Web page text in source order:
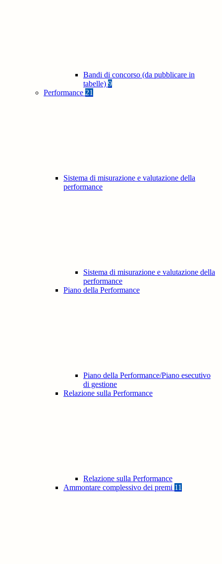
Bandi di concorso (da pubblicare in
tabelle) 9
Performance 21
Sistema di misurazione e valutazione della
performance
Sistema di misurazione e valutazione della
performance
Piano della Performance
Piano della Performance/Piano esecutivo
di gestione
Relazione sulla Performance
Relazione sulla Performance
Ammontare complessivo dei premi 11